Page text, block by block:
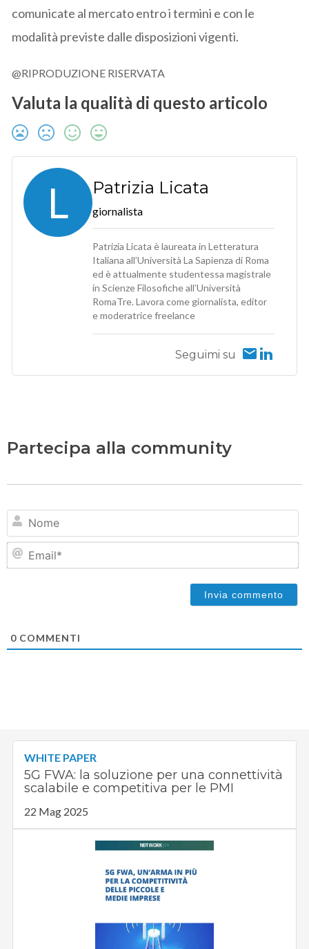
comunicate al mercato entro i termini e con le
modalità previste dalle disposizioni vigenti.
@RIPRODUZIONE RISERVATA
Valuta la qualità di questo articolo
L Patrizia Licata
giornalista
Patrizia Licata è laureata in Letteratura
Italiana all’Università La Sapienza di Roma
ed è attualmente studentessa magistrale
in Scienze Filosofiche all’Università
RomaTre. Lavora come giornalista, editor
e moderatrice freelance
Seguimi su
Partecipa alla community
0 COMMENTI
WHITE PAPER
5G FWA: la soluzione per una connettività
scalabile e competitiva per le PMI
22 Mag 2025